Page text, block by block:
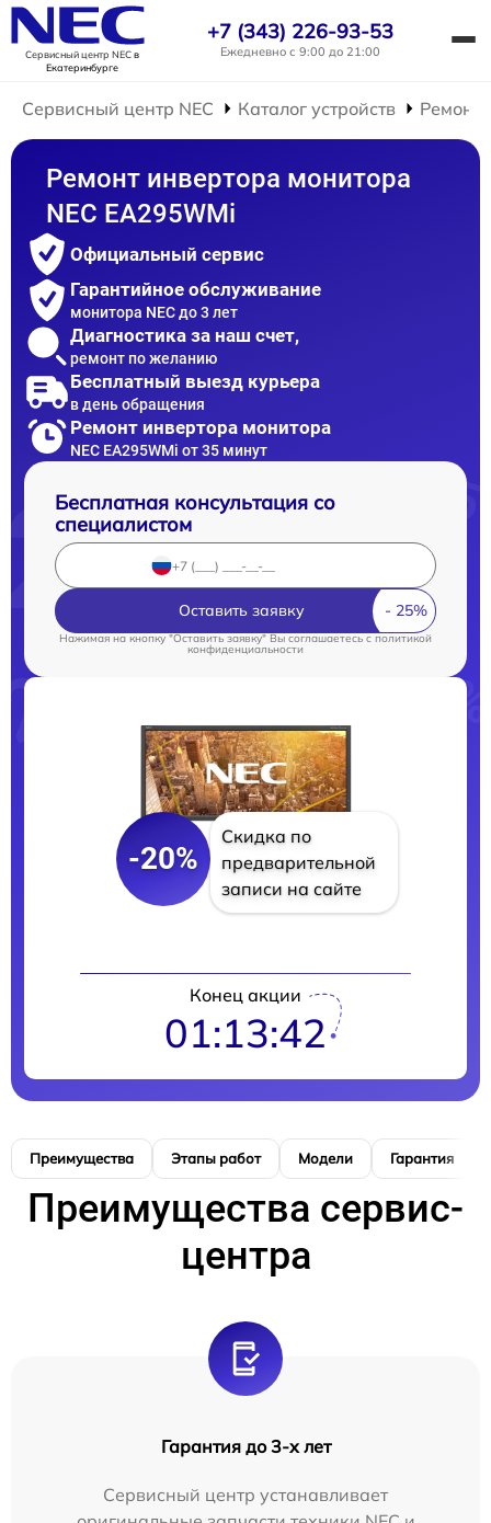
Сервисный центр NECв
Екатеринбурге
+7 (343) 226-93-53
Ежедневно с 9:00 до 21:00
Сервисный центр NEC Каталог устройств Ремонт
Ремонт инвертора монитора
NEC EA295WMi
Официальный сервис
Гарантийное обслуживание
монитора NEC до 3 лет
Диагностика за наш счет,
ремонт по желанию
Бесплатный выезд курьера
в день обращения
Ремонт инвертора монитора
NEC EA295WMi от 35 минут
Бесплатная консультация со
специалистом
Оставить заявку
Нажимая на кнопку "Оставить заявку" Вы соглашаетесь cполитикой
конфиденциальности
-20%
Скидка по
предварительной
записи на сайте
Конец акции
01:13:41
Преимущества Этапы работ Модели Гарантия
Преимущества сервис-
центра
Гарантия до 3-х лет
Сервисный центр устанавливает